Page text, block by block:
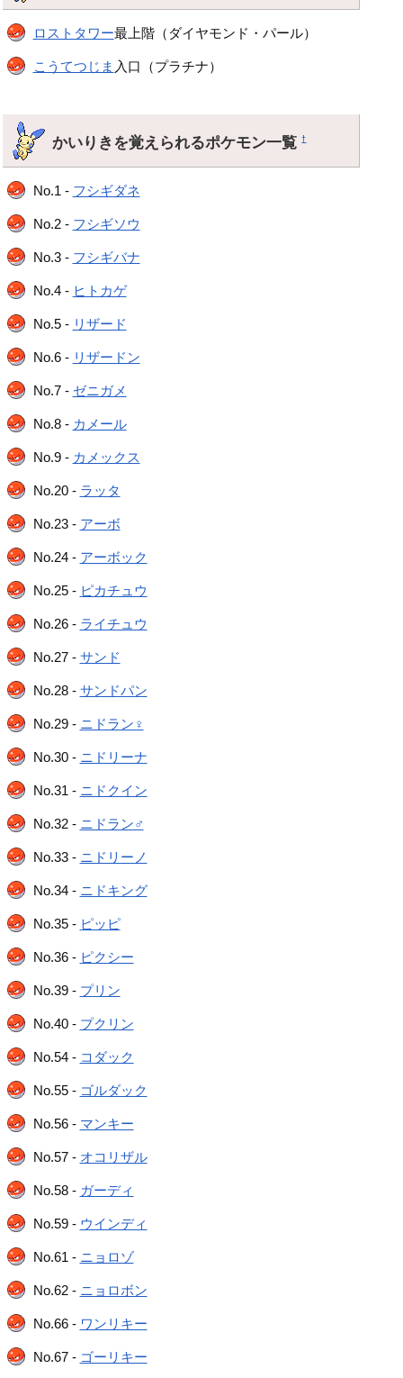
ロストタワー最上階（ダイヤモンド・パール）
こうてつじま 入口（プラチナ）
かいりきを覚えられるポケモン一覧†
No.1 - フシギダネ
No.2 - フシギソウ
No.3 - フシギバナ
No.4 - ヒトカゲ
No.5 - リザード
No.6 - リザードン
No.7 - ゼニガメ
No.8 - カメール
No.9 - カメックス
No.20 - ラッタ
No.23 - アーボ
No.24 - アーボック
No.25 - ピカチュウ
No.26 - ライチュウ
No.27 - サンド
No.28 - サンドパン
No.29 - ニドラン♀
No.30 - ニドリーナ
No.31 - ニドクイン
No.32 - ニドラン♂
No.33 - ニドリーノ
No.34 - ニドキング
No.35 - ピッピ
No.36 - ピクシー
No.39 - プリン
No.40 - プクリン
No.54 - コダック
No.55 - ゴルダック
No.56 - マンキー
No.57 - オコリザル
No.58 - ガーディ
No.59 - ウインディ
No.61 - ニョロゾ
No.62 - ニョロボン
No.66 - ワンリキー
No.67 - ゴーリキー